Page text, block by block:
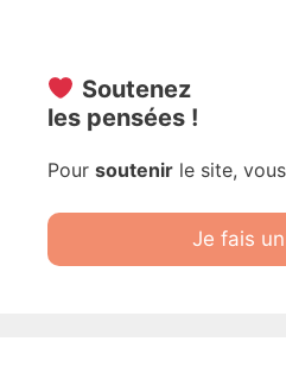
Soutenez
les pensées !
Pour soutenir le site,
Je fais